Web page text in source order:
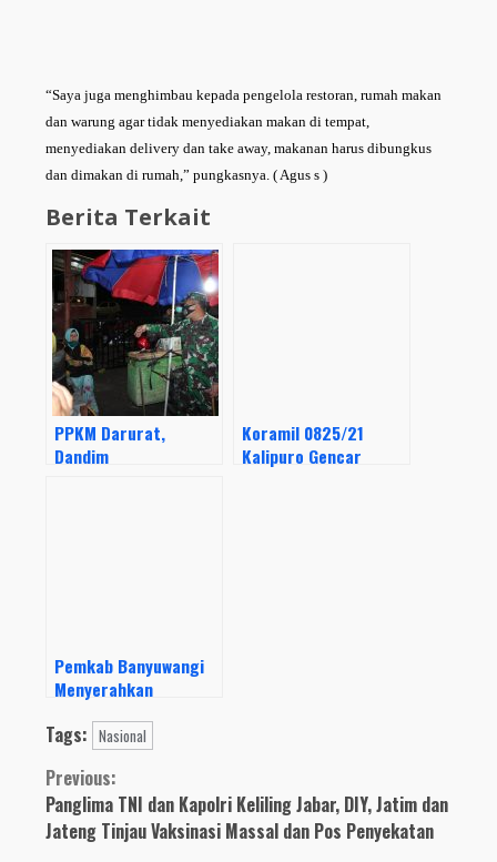
“Saya juga menghimbau kepada pengelola restoran, rumah makan
dan warung agar tidak menyediakan makan di tempat,
menyediakan delivery dan take away, makanan harus dibungkus
dan dimakan di rumah,” pungkasnya. ( Agus s )
Berita Terkait
PPKM Darurat,
Dandim
Koramil 0825/21
Kalipuro Gencar
Pemkab Banyuwangi
Menyerahkan
TNI AD, Di Pendopo
Blambangan
Tags: Nasional
Continue
Reading
Previous:
Panglima TNI dan Kapolri Keliling Jabar, DIY, Jatim dan
Jateng Tinjau Vaksinasi Massal dan Pos Penyekatan